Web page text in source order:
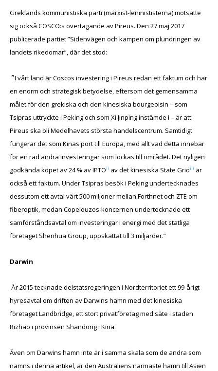
Greklands kommunistiska parti (marxist-leninististerna) motsatte
sig också COSCO:s övertagande av Pireus. Den 27 maj 2017
publicerade partiet ”Sidenvägen och kampen om plundringen av
landets rikedomar”, där det stod:
”I vårt land är Coscos investering i Pireus redan ett faktum och har
en enorm och strategisk betydelse, eftersom det gemensamma
målet för den grekiska och den kinesiska bourgeoisin – som
Tsipras uttryckte i Peking och som Xi Jinping instämde i – är att
Pireus ska bli Medelhavets största handelscentrum. Samtidigt
fungerar det som Kinas port till Europa, med allt vad detta innebär
för en rad andra investeringar som lockas till området. Det nyligen
godkända köpet av 24 % av IPTOii av det kinesiska State Gridiii är
också ett faktum. Under Tsipras besök i Peking undertecknades
dessutom ett avtal värt 500 miljoner mellan Forthnet och ZTE om
fiberoptik, medan Copelouzos-koncernen undertecknade ett
samförståndsavtal om investeringar i energi med det statliga
företaget Shenhua Group, uppskattat till 3 miljarder.”
Darwin
År 2015 tecknade delstatsregeringen i Nordterritoriet ett 99-årigt
hyresavtal om driften av Darwins hamn med det kinesiska
företaget Landbridge, ett stort privatföretag med säte i staden
Rizhao i provinsen Shandong i Kina.
Även om Darwins hamn inte är i samma skala som de andra som
nämns i denna artikel, är den Australiens närmaste hamn till Asien